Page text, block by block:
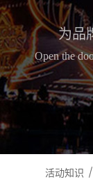
为品
Open the
活动知识